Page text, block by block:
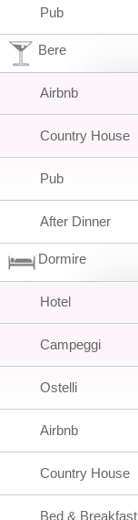
Pub
Bere
Airbnb
Country House
Pub
After Dinner
Dormire
Hotel
Campeggi
Ostelli
Airbnb
Country House
Bed & Breakfast